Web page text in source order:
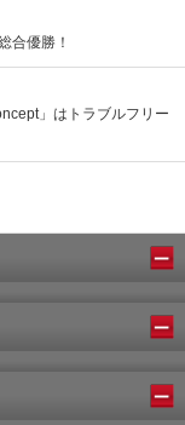
合優勝！
」はトラブルフリー